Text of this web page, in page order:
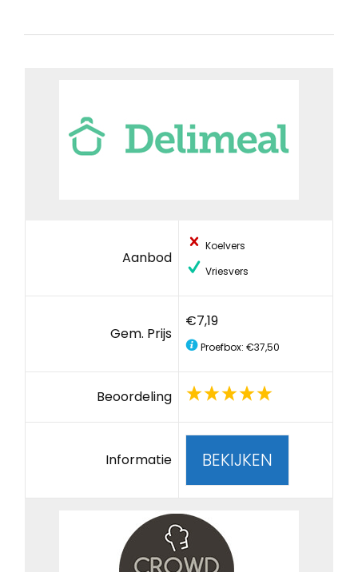
Aanbod
Koelvers
Vriesvers
Gem. Prijs
€7,19
Proefbox: €37,50
Beoordeling
Informatie BEKIJKEN